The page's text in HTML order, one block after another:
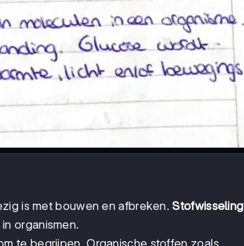
is met bouwen en afbreken.Stofwisseling
organismen.